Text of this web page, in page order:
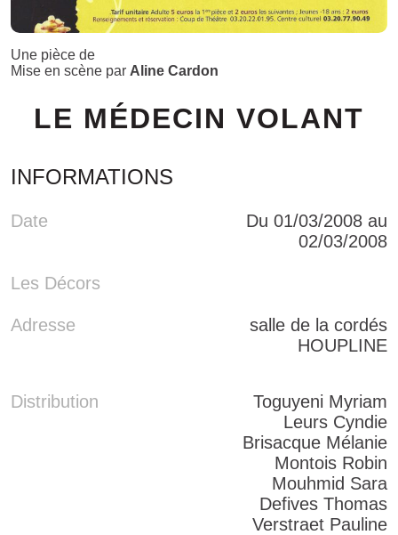
Une pièce de
Mise en scène par Aline Cardon
LE MÉDECIN VOLANT
INFORMATIONS
Date
Du 01/03/2008 au
02/03/2008
Les Décors
Adresse
salle de la cordés
HOUPLINE
Distribution
Toguyeni Myriam
Leurs Cyndie
Brisacque Mélanie
Montois Robin
Mouhmid Sara
Defives Thomas
Verstraet Pauline